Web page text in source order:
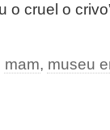
o cruel o
mam, museu